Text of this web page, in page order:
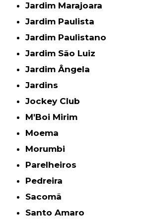
Jardim Marajoara
Jardim Paulista
Jardim Paulistano
Jardim São Luiz
Jardim Ângela
Jardins
Jockey Club
M'Boi Mirim
Moema
Morumbi
Parelheiros
Pedreira
Sacomã
Santo Amaro